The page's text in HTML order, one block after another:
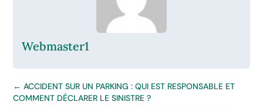
Webmaster1
←ACCIDENT SUR UN PARKING : QUI EST RESPONSABLE ET
COMMENT DÉCLARER LE SINISTRE ?